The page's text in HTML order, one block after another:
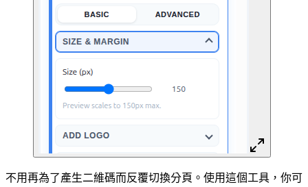
不用再為了產生二維碼而反覆切換分頁。使用這個工具，你可